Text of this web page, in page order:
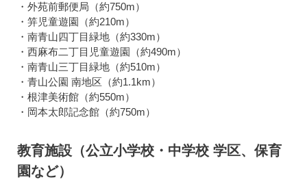
・外苑前郵便局（約750m）
・笄児童遊園（約210m）
・南青山四丁目緑地（約330m）
・西麻布二丁目児童遊園（約490m）
・南青山三丁目緑地（約510m）
・青山公園 南地区（約1.1km）
・根津美術館（約550m）
・岡本太郎記念館（約750m）
教育施設（公立小学校・中学校 学区、保育
園など）